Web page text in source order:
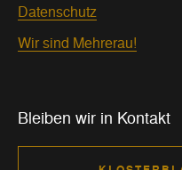
Datenschutz
Wir sind Mehrerau!
Bleiben wir in Kontakt